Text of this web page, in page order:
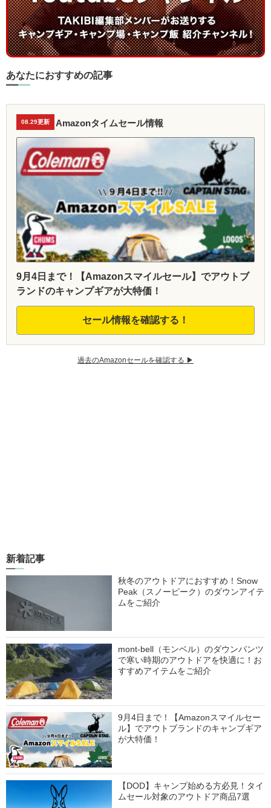
あなたにおすすめの記事
08.29更新 Amazonタイムセール情報
9月4日まで！【Amazonスマイルセール】でアウトブ
ランドのキャンプギアが大特価！
セール情報を確認する！
過去のAmazonセールを確認する ▶︎
新着記事
秋冬のアウトドアにおすすめ！Snow
Peak（スノーピーク）のダウンアイテ
ムをご紹介
mont-bell（モンベル）のダウンパンツ
で寒い時期のアウトドアを快適に！お
すすめアイテムをご紹介
9月4日まで！【Amazonスマイルセー
ル】でアウトブランドのキャンプギア
が大特価！
【DOD】キャンプ始める方必見！タイ
ムセール対象のアウトドア商品7選